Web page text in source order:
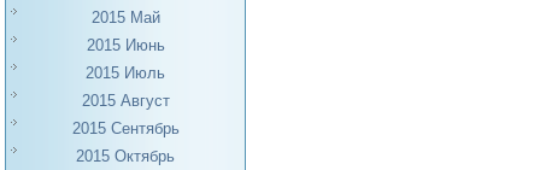
2015 Май
2015 Июнь
2015 Июль
2015 Август
2015 Сентябрь
2015 Октябрь